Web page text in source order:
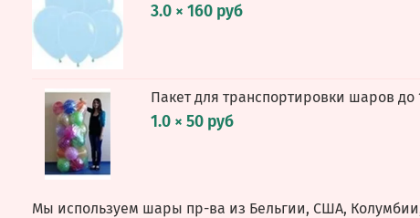
3.0 × 160 руб
Пакет для транспортировки шаров до
1.0 × 50 руб
Мы используем шары пр-ва из Бельгии, США,